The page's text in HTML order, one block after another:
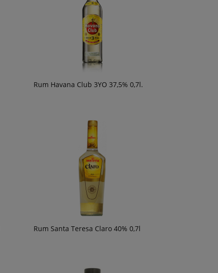
Rum Havana Club 3YO 37,5% 0,7l.
Rum Santa Teresa Claro 40% 0,7l